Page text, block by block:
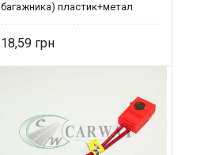
багажника) пластик+метал
18,59